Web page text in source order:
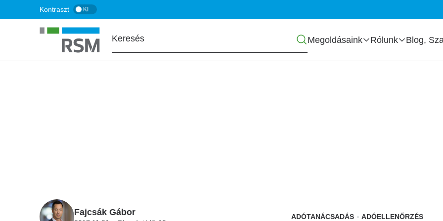
a
tartalomra
Kontraszt KI
Főmenü
Megoldásaink Rólunk Blog,
Fajcsák Gábor ADÓTANÁCSADÁS ADÓELLENŐRZÉS